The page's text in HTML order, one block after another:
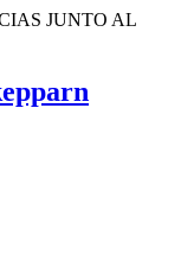
JUNTO AL